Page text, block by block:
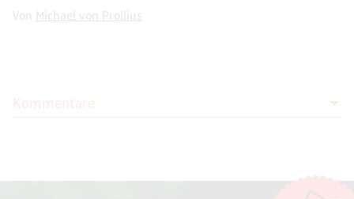
Von Michael von Prollius
Kommentare und Diskussionen sind willkommen, Beschimpfungen /